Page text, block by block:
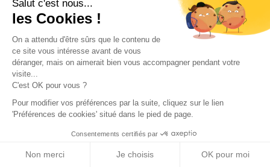
Salut c'est nous...
les Cookies !
On a attendu d'être sûrs que le contenu de
ce site vous intéresse avant de vous
déranger, mais on aimerait bien vous accompagner pendant votre
visite...
C'est OK pour vous ?
Pour modifier vos préférences par la suite, cliquez sur le lien
'Préférences de cookies' situé dans le pied de page.
Consentements certifiés par
Non merci Je choisis OK pour moi
Une rénovation faite en Île-
de-France par un de nos
architectes !